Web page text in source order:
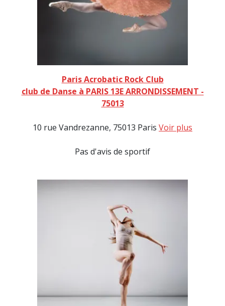
Paris Acrobatic Rock Club
club de Danse à PARIS 13E ARRONDISSEMENT -
75013
10 rue Vandrezanne, 75013 Paris Voir plus
Pas d'avis de sportif